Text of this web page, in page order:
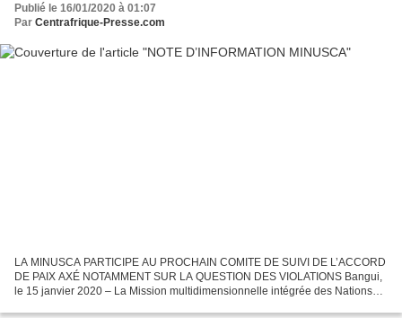
Publié le 16/01/2020 à 01:07
Par Centrafrique-Presse.com
LA MINUSCA PARTICIPE AU PROCHAIN COMITE DE SUIVI DE L’ACCORD
DE PAIX AXÉ NOTAMMENT SUR LA QUESTION DES VIOLATIONS Bangui,
le 15 janvier 2020 – La Mission multidimensionnelle intégrée des Nations